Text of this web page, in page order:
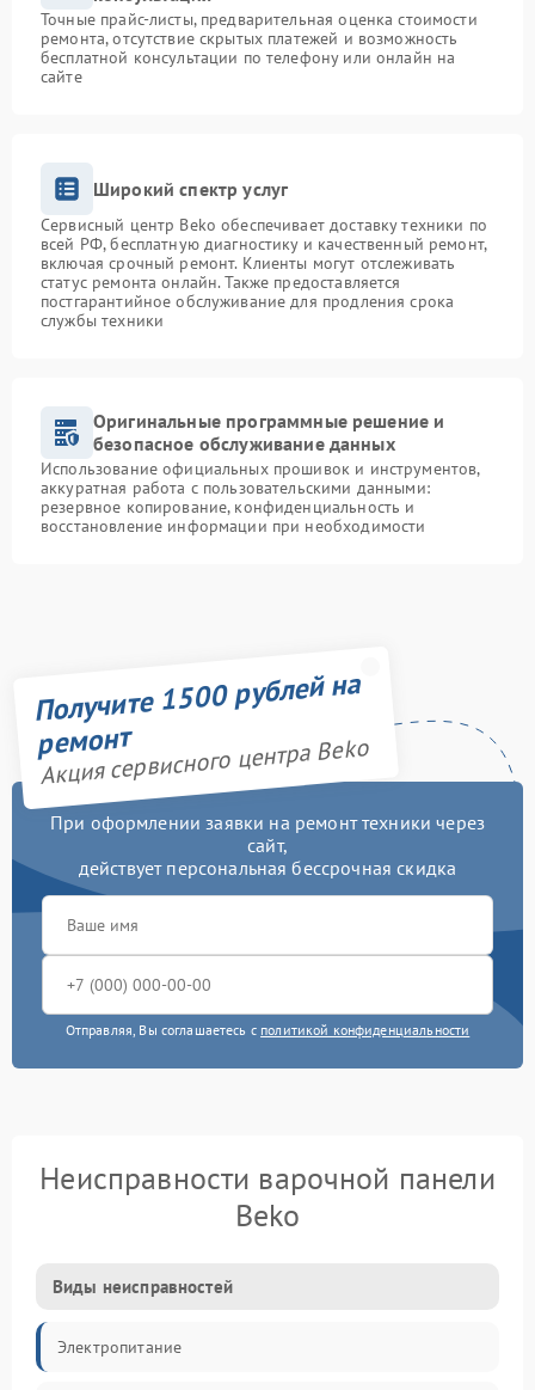
Точные прайс-листы, предварительная оценка стоимости
ремонта, отсутствие скрытых платежей и возможность
бесплатной консультации по телефону или онлайн на
сайте
Широкий спектр услуг
Сервисный центр Beko обеспечивает доставку техники по
всей РФ, бесплатную диагностику и качественный ремонт,
включая срочный ремонт. Клиенты могут отслеживать
статус ремонта онлайн. Также предоставляется
постгарантийное обслуживание для продления срока
службы техники
Оригинальные программные решение и
безопасное обслуживание данных
Использование официальных прошивок и инструментов,
аккуратная работа с пользовательскими данными:
резервное копирование, конфиденциальность и
восстановление информации при необходимости
Получите 1500 рублей на
ремонт
Акция сервисного центра Beko
При оформлении заявки на ремонт техники через
сайт,
действует персональная бессрочная скидка
Отправляя, Вы соглашаетесь с политикой конфиденциальности
Неисправности варочной панели
Beko
Виды неисправностей
Электропитание